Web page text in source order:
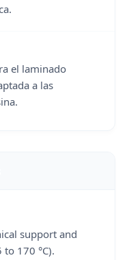
el laminado
a las
support and
170 °C).